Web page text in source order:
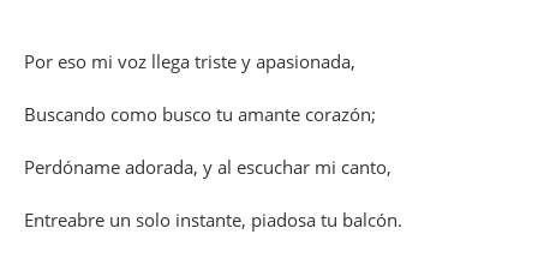
Por eso mi voz llega triste y apasionada,
Buscando como busco tu amante corazón;
Perdóname adorada, y al escuchar mi canto,
Entreabre un solo instante, piadosa tu balcón.